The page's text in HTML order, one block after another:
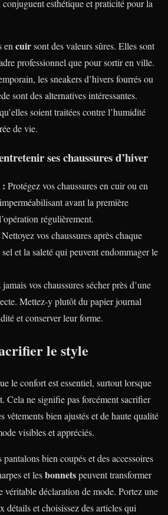
conjuguent esthétique et praticité pour la
en cuirsont des valeurs sûres. Elles sont
professionnel que pour sortir en ville.
les sneakers d’hivers fourrés ou
sont des alternatives intéressantes.
soient traitées contre l’humidité
de vie.
ses chaussures d’hiver
: Protégez vos chaussures en cuir ou en
avant la première
régulièrement.
Nettoyez vos chaussures après chaque
et la saleté qui peuvent endommager le
vos chaussures sécher près d’une
Mettez-y plutôt du papier journal
et conserver leur forme.
le style
le confort est essentiel, surtout lorsque
Cela ne signifie pas forcément sacrifier
vêtements bien ajustés et de haute qualité
visibles et appréciés.
bien coupés et des accessoires
et lesbonnetspeuvent transformer
véritable déclaration de mode. Portez une
détails et choisissez des articles qui